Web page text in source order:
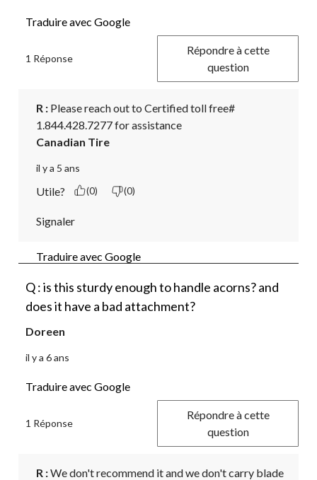
Traduire avec Google
1 Réponse
Répondre à cette
question
R : Please reach out to Certified toll free#
1.844.428.7277 for assistance
Canadian Tire
il y a 5 ans
Utile? (0) (0)
Signaler
Traduire avec Google
Q : is this sturdy enough to handle acorns? and
does it have a bad attachment?
Doreen
il y a 6 ans
Traduire avec Google
1 Réponse
Répondre à cette
question
R : We don't recommend it and we don't carry blade